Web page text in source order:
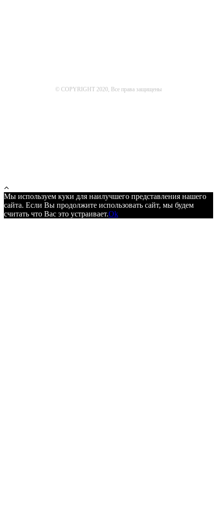
© COPYRIGHT 2020, Все права защищены
Мы используем куки для наилучшего представления нашего
сайта. Если Вы продолжите использовать сайт, мы будем
считать что Вас это устраивает.Ok